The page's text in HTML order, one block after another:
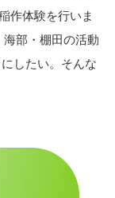
作体験を行いま
部・棚田の活動
したい。そんな